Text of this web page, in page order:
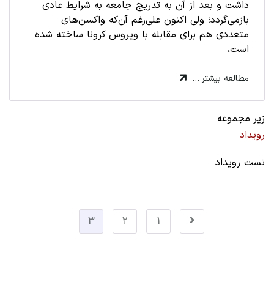
داشت و بعد از آن به تدریج جامعه به شرایط عادی
بازمی‌گردد؛ ولی اکنون علی‌رغم آن‌که واکسن‌های
متعددی هم برای مقابله با ویروس کرونا ساخته شده
است،
مطالعه بیشتر …
زیر مجموعه
رویداد
تست رویداد
1
2
3